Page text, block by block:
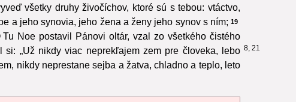
všetky druhy živočíchov, ktoré sú s tebou: vtáctvo,
a jeho synovia, jeho žena a ženy jeho synov s ním; 19
Tu Noe postavil Pánovi oltár, vzal zo všetkého čistého
8, 21
si: „Už nikdy viac neprekľajem zem pre človeka, lebo
nikdy neprestane sejba a žatva, chladno a teplo, leto